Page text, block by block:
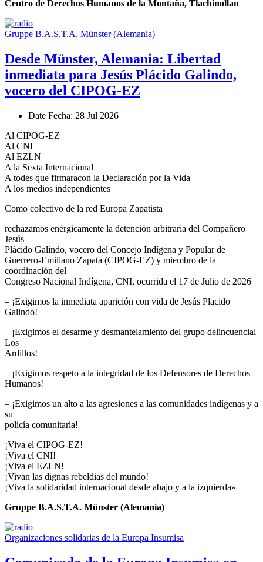
Centro de Derechos Humanos de la Montaña, Tlachinollan
Gruppe B.A.S.T.A. Münster (Alemania)
Desde Münster, Alemania: Libertad
inmediata para Jesús Plácido Galindo,
vocero del CIPOG-EZ
Date Fecha: 28 Jul 2026
Al CIPOG-EZ
Al CNI
Al EZLN
A la Sexta Internacional
A todes que firmaracon la Declaración por la Vida
A los medios independientes
Como colectivo de la red Europa Zapatista
rechazamos enérgicamente la detención arbitraria del Compañero
Jesús
Plácido Galindo, vocero del Concejo Indígena y Popular de
Guerrero-Emiliano Zapata (CIPOG-EZ) y miembro de la
coordinación del
Congreso Nacional Indígena, CNI, ocurrida el 17 de Julio de 2026
– ¡Exigimos la inmediata aparición con vida de Jesús Placido
Galindo!
– ¡Exigimos el desarme y desmantelamiento del grupo delincuencial
Los
Ardillos!
– ¡Exigimos respeto a la integridad de los Defensores de Derechos
Humanos!
– ¡Exigimos un alto a las agresiones a las comunidades indígenas y a
su
policía comunitaria!
¡Viva el CIPOG-EZ!
¡Viva el CNI!
¡Viva el EZLN!
¡Vivan las dignas rebeldias del mundo!
¡Viva la solidaridad internacional desde abajo y a la izquierda»
Gruppe B.A.S.T.A. Münster (Alemania)
Organizaciones solidarias de la Europa Insumisa